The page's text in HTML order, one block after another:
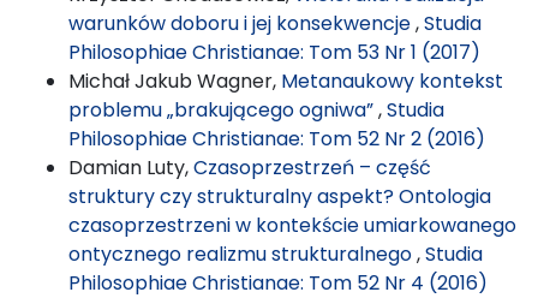
warunków doboru i jej konsekwencje,Studia
Philosophiae Christianae: Tom 53 Nr 1 (2017)
Michał Jakub Wagner, Metanaukowy kontekst
problemu „brakującego ogniwa”,Studia
Philosophiae Christianae: Tom 52 Nr 2 (2016)
Damian Luty,Czasoprzestrzeń – część
struktury czy strukturalny aspekt? Ontologia
czasoprzestrzeni w kontekście umiarkowanego
ontycznego realizmu strukturalnego,Studia
Philosophiae Christianae: Tom 52 Nr 4 (2016)